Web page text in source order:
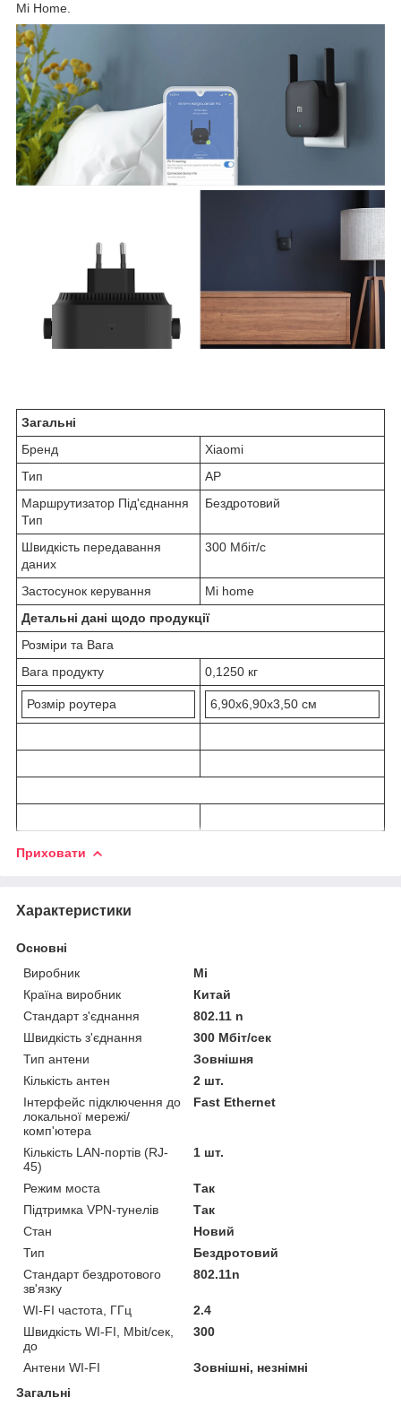
Mi Home.
Загальні
Бренд
Xiaomi
Тип
AP
Маршрутизатор Під'єднання
Тип
Бездротовий
Швидкість передавання
даних
300 Мбіт/с
Застосунок керування
Mi home
Детальні дані щодо продукції
Розміри та Вага
Вага продукту
0,1250 кг
Розмір роутера 6,90x6,90x3,50 см
Приховати
Характеристики
Основні
Виробник
Mi
Країна виробник
Китай
Стандарт з'єднання
802.11 n
Швидкість з'єднання
300 Мбіт/сек
Тип антени
Зовнішня
Кількість антен
2 шт.
Інтерфейс підключення до
локальної мережі/
комп'ютера
Fast Ethernet
Кількість LAN-портів (RJ-
45)
1 шт.
Режим моста
Так
Підтримка VPN-тунелів
Так
Стан
Новий
Тип
Бездротовий
Стандарт бездротового
зв'язку
802.11n
WI-FI частота, ГГц
2.4
Швидкість WI-FI, Mbit/сек,
до
300
Антени WI-FI
Зовнішні, незнімні
Загальні